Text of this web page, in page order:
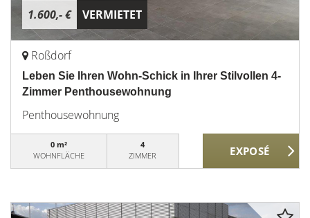
1.600,- € VERMIETET
Roßdorf
Leben Sie Ihren Wohn-Schick in Ihrer Stilvollen 4-
Zimmer Penthousewohnung
Penthousewohnung
0 m²
WOHNFLÄCHE
4
ZIMMER